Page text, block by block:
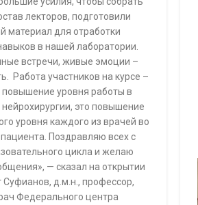
лекторов, подготовили
материал для отработки
в нашей лаборатории.
встречи, живые эмоции –
Работа участников на курсе –
повышение уровня работы в
это повышение
уровня каждого из врачей во
Поздравляю всех с
цикла и желаю
— сказал на открытии
Суфианов, д.м.н., профессор,
Федерального центра